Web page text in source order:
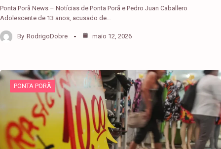
Ponta Porã News – Notícias de Ponta Porã e Pedro Juan Caballero
Adolescente de 13 anos, acusado de…
By RodrigoDobre maio 12, 2026
PONTA PORÃ